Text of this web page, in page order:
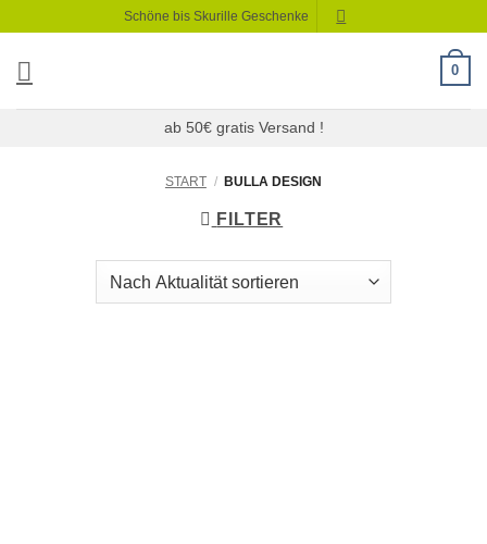
springen
Schöne bis Skurille Geschenke
0
ab 50€ gratis Versand !
START / BULLA DESIGN
FILTER